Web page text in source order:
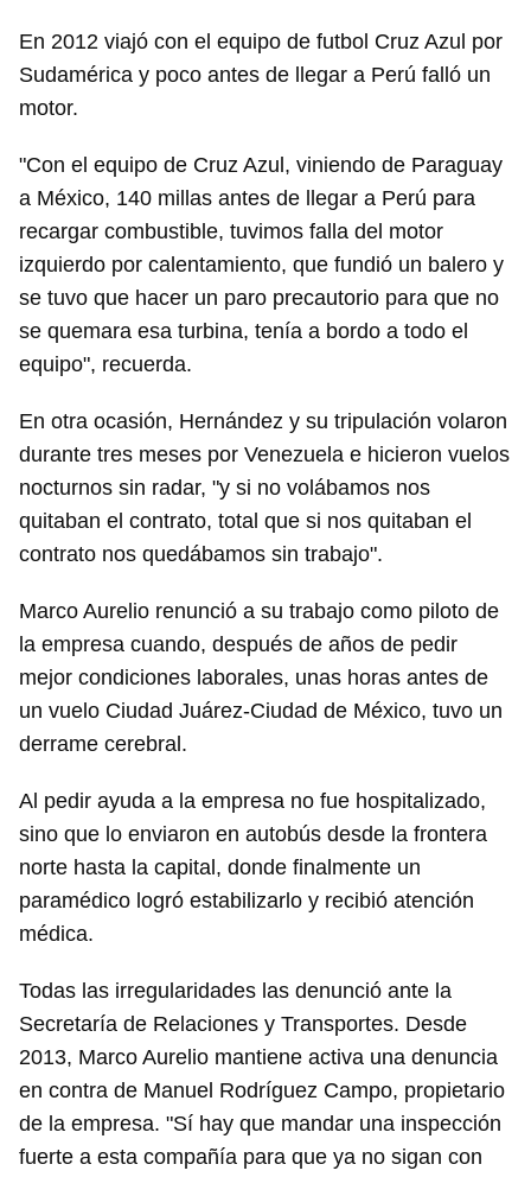
Guardar como favorito
Para poder guardar como favorito, primero has de
INICIAR SESIÓN CANCELAR
En 2012 viajó con el equipo de futbol Cruz Azul por
Sudamérica y poco antes de llegar a Perú falló un
motor.
"Con el equipo de Cruz Azul, viniendo de Paraguay
a México, 140 millas antes de llegar a Perú para
recargar combustible, tuvimos falla del motor
izquierdo por calentamiento, que fundió un balero y
se tuvo que hacer un paro precautorio para que no
se quemara esa turbina, tenía a bordo a todo el
equipo", recuerda.
En otra ocasión, Hernández y su tripulación volaron
durante tres meses por Venezuela e hicieron vuelos
nocturnos sin radar, "y si no volábamos nos
quitaban el contrato, total que si nos quitaban el
contrato nos quedábamos sin trabajo".
Marco Aurelio renunció a su trabajo como piloto de
la empresa cuando, después de años de pedir
mejor condiciones laborales, unas horas antes de
un vuelo Ciudad Juárez-Ciudad de México, tuvo un
derrame cerebral.
Al pedir ayuda a la empresa no fue hospitalizado,
sino que lo enviaron en autobús desde la frontera
norte hasta la capital, donde finalmente un
paramédico logró estabilizarlo y recibió atención
médica.
Todas las irregularidades las denunció ante la
Secretaría de Relaciones y Transportes. Desde
2013, Marco Aurelio mantiene activa una denuncia
en contra de Manuel Rodríguez Campo, propietario
de la empresa. "Sí hay que mandar una inspección
fuerte a esta compañía para que ya no sigan con